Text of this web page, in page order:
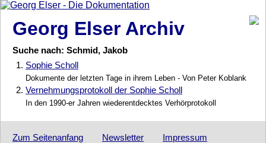
Georg Elser Archiv
Suche nach: Schmid, Jakob
1. Sophie Scholl
Dokumente der letzten Tage in ihrem Leben - Von Peter Koblank
2. Vernehmungsprotokoll der Sophie Scholl
In den 1990-er Jahren wiederentdecktes Verhörprotokoll
Zum Seitenanfang Newsletter Impressum